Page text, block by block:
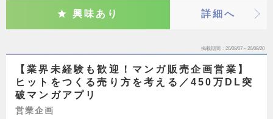
興味あり 詳細へ
掲載期間 26/08/07～26/08/20
【業界未経験も歓迎！マンガ販売企画営業】
ヒットをつくる売り方を考える／450万DL突
破マンガアプリ
営業企画